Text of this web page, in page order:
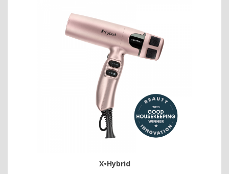
X•Hybrid